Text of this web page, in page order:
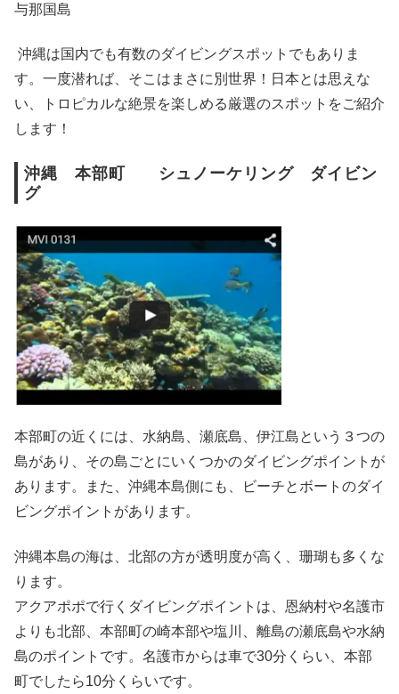
与那国島
沖縄は国内でも有数のダイビングスポットでもありま
す。一度潜れば、そこはまさに別世界！日本とは思えな
い、トロピカルな絶景を楽しめる厳選のスポットをご紹介
します！
沖縄 本部町 シュノーケリング ダイビン
グ
本部町の近くには、水納島、瀬底島、伊江島という３つの
島があり、その島ごとにいくつかのダイビングポイントが
あります。また、沖縄本島側にも、ビーチとボートのダイ
ビングポイントがあります。
沖縄本島の海は、北部の方が透明度が高く、珊瑚も多くな
ります。
アクアポポで行くダイビングポイントは、恩納村や名護市
よりも北部、本部町の崎本部や塩川、離島の瀬底島や水納
島のポイントです。名護市からは車で30分くらい、本部
町でしたら10分くらいです。